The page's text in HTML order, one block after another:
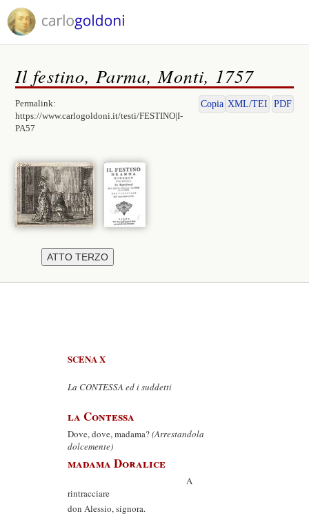
Il festino, Parma, Monti, 1757
Permalink:
https://www.carlogoldoni.it/testi/FESTINO|I-
PA57
Copia XML/TEI PDF
SCENA X
La CONTESSA ed i suddetti
la Contessa
Dove, dove, madama?(Arrestandola
dolcemente)
madama Doralice
A
rintracciare
don Alessio, signora.